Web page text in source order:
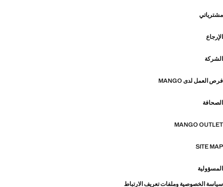
مشترياتي
الإرجاع
الشركة
فرص العمل لدى MANGO
الصحافة
MANGO OUTLET
SITE MAP
المسؤولية
سياسة الخصوصية وملفات تعريف الارتباط